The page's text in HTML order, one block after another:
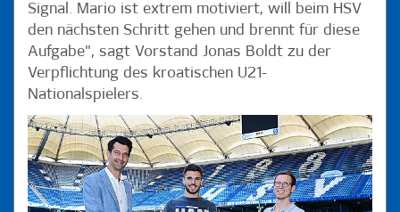
Signal. Mario ist extrem motiviert, will beim HSV
den nächsten Schritt gehen und brennt für diese
Aufgabe", sagt Vorstand Jonas Boldt zu der
Verpflichtung des kroatischen U21-
Nationalspielers.